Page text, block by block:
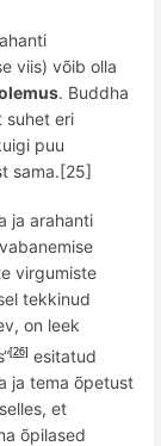
viis) võib olla
. Buddha
suhet eri
puu
sama.[25]
ja arahanti
virgumiste
tekkinud
on leek
[26] esitatud
ja tema õpetust
et
õpilased